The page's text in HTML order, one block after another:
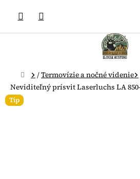
obsah
Domov
/Termovízie a nočné videnie
Neviditeľný prísvit Laserluchs LA 850-
Tip